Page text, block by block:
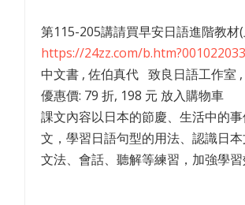
第115-205講請買早安日語進階教材
https://24zz.com/
中文書 , 佐伯真代 致良日語工作室
優惠價: 79 折, 198 元 放入購物車
課文內容以日本的節慶、生活中的
文，學習日語句型的用法、認識日
文法、會話、聽解等練習，加強學